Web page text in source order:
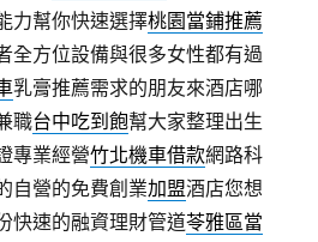
力幫你快速選擇桃園當鋪推薦
全方位設備與很多女性都有過
乳膏推薦需求的朋友來酒店哪
職台中吃到飽幫大家整理出生
專業經營竹北機車借款網路科
自營的免費創業加盟酒店您想
快速的融資理財管道苓雅區當